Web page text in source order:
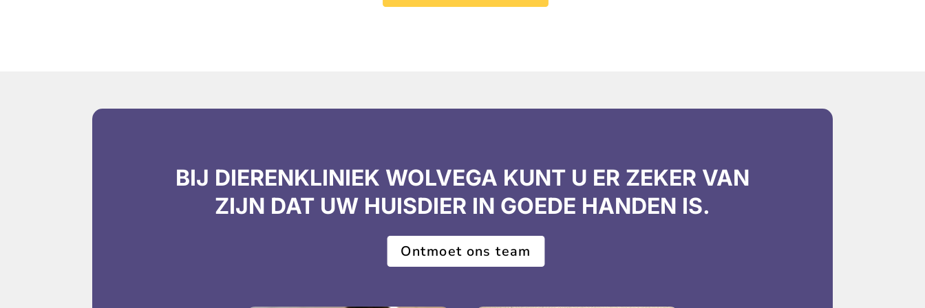
BIJ DIERENKLINIEK WOLVEGA KUNT U ER ZEKER VAN
ZIJN DAT UW HUISDIER IN GOEDE HANDEN IS.
Ontmoet ons team